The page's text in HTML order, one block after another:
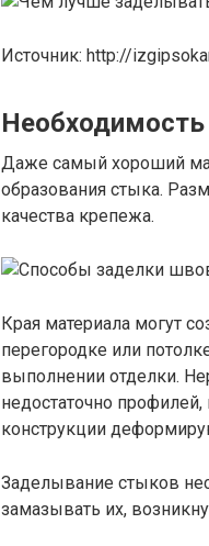
Источник: http://
Даже самый хороший
образования стыка.
качества крепежа.
Края материала могут
перегородке или
выполнении отделки.
недостаточно
конструкции
Заделывание стыков
замазывать их,